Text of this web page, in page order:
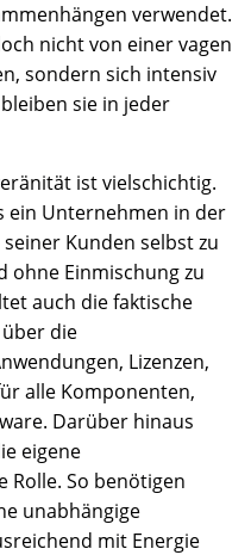
verwendet.
nicht von einer vagen
sondern sich intensiv
sie in jeder
ist vielschichtig.
ein Unternehmen in der
Kunden selbst zu
ohne Einmischung zu
auch die faktische
die
Lizenzen,
alle Komponenten,
Darüber hinaus
eigene
Rolle. So benötigen
unabhängige
mit Energie